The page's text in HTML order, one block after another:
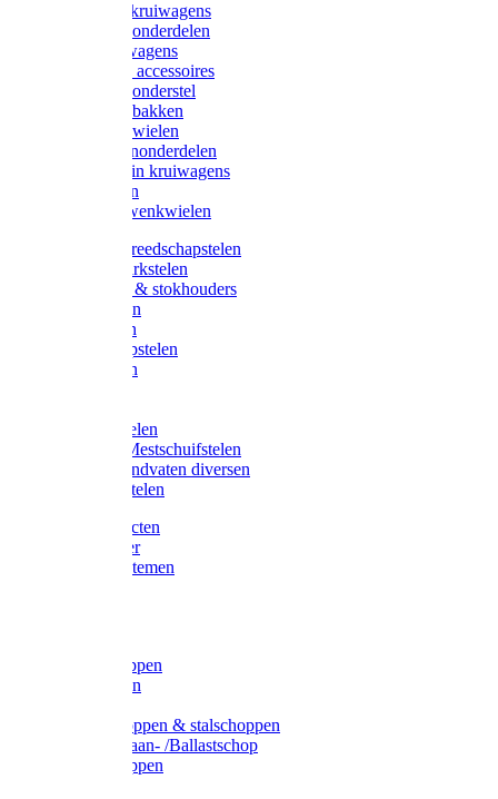
Landbouwkruiwagens
Kruiwagenonderdelen
Bouwkruiwagens
Kruiwagen accessoires
Kruiwagenonderstel
Kruiwagenbakken
Kruiwagenwielen
Steekwagenonderdelen
Huis en Tuin kruiwagens
Steekwagen
Bok- en Zwenkwielen
Overige gereedschapstelen
Bezem-/Harkstelen
Handvaten & stokhouders
Hamerstelen
Spadestelen
Graanschopstelen
Schopstelen
Gardena stelen
Sneeuw- /Mestschuifstelen
Stelen / Handvaten diversen
Telescoopstelen
Tuin producten
Fruitplukker
Ophangsystemen
Betonschoppen
Schepbatsen
Ballastschoppen & stalschoppen
Slijtsrip Graan- /Ballastschop
Graanschoppen